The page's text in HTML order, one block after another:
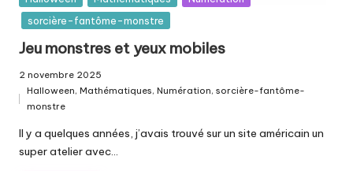
insorcière-fantôme-monstre
Jeu monstres et yeux mobiles
2 novembre 2025
Posted
Halloween, Mathématiques, Numération, sorcière-fantôme-
monstre
Il y a quelques années, j’avais trouvé sur un site américain un
super atelier avec…